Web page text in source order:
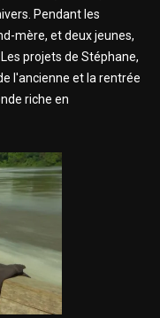
Pendant les
mère, et deux jeunes,
projets de Stéphane,
l'ancienne et la rentrée
riche en